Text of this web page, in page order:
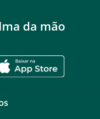
da mão